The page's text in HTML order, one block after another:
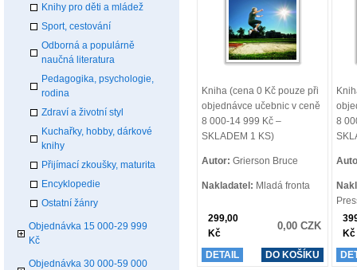
Knihy pro děti a mládež
Sport, cestování
Odborná a populárně
naučná literatura
Pedagogika, psychologie,
rodina
Zdraví a životní styl
Kuchařky, hobby, dárkové
knihy
Přijímací zkoušky, maturita
Encyklopedie
Ostatní žánry
Objednávka 15 000-29 999
Kč
Objednávka 30 000-59 000
Kniha (cena 0 Kč pouze při
objednávce učebnic v ceně
8 000-14 999 Kč –
SKLADEM 1 KS)
Autor: Grierson Bruce
Nakladatel: Mladá fronta
299,00
Kč
0,00 CZK
DETAIL DO KOŠÍKU
8
Kč